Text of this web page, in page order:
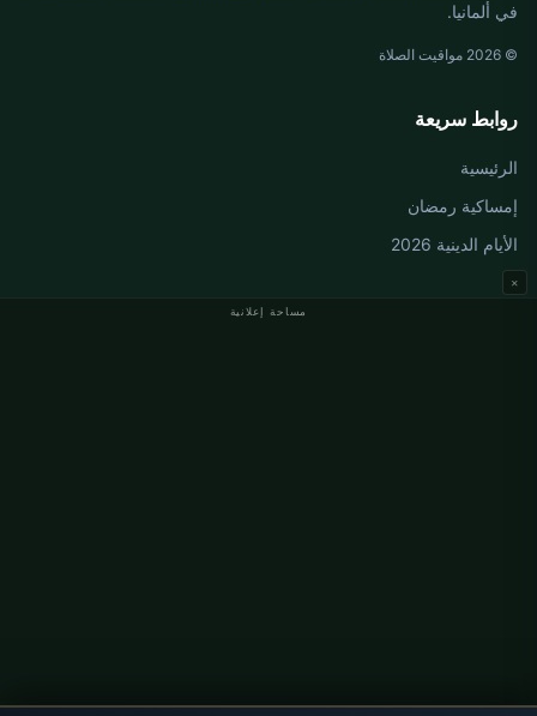
مساحة إعلانية
×
في ألمانيا.
© 2026 مواقيت الصلاة
روابط سريعة
الرئيسية
إمساكية رمضان
الأيام الدينية 2026